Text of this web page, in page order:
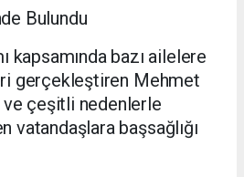
Bulundu
kapsamında bazı ailelere
gerçekleştiren Mehmet
çeşitli nedenlerle
vatandaşlara başsağlığı